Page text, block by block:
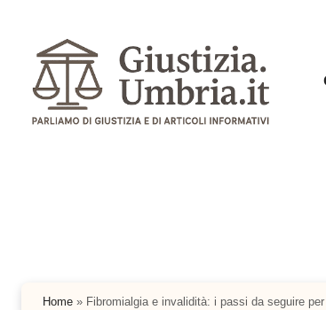
contenuto
Home » Fibromialgia e invalidità: i passi da seguire